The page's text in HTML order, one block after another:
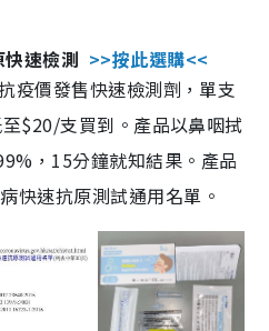
速檢測 >>按此選購<<
疫價發售快速檢測劑，單支
$20/支買到。產品以鼻咽拭
，15分鐘就知結果。產品
快速抗原測試通用名單。